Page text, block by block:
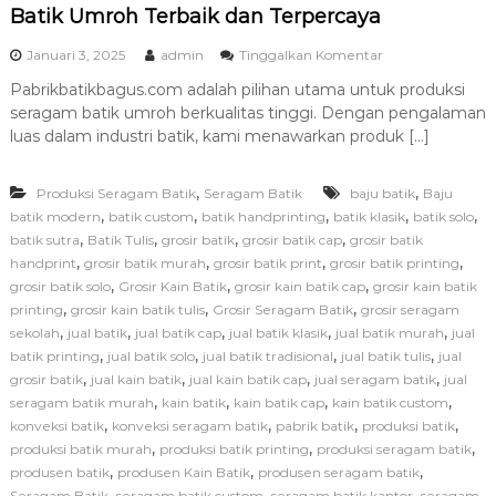
l
B
e
u
a
i
t
a
Batik Umroh Terbaik dan Terpercaya
Januari 3, 2025 admin Tinggalkan Komentarp
d
a
P
r
i
a
t
i
k
b
u
s
.
c
o
Pabrikbatikbagus.com adalah pilihan utama untuk produksi
seragam batik umroh berkualitas tinggi. Dengan pengalaman
luas dalam industri batik, kami menawarkan produk […]
Produksi Seragam Batik, Seragam Batik baju batik, Baju
batik modern, batik custom, batik handprinting, batik klasik, batik solo,
batik sutra, Batik Tulis, grosir batik, grosir batik cap, grosir batik
handprint, grosir batik murah, grosir batik print, grosir batik printing,
grosir batik solo, Grosir Kain Batik, grosir kain batik cap, grosir kain batik
printing, grosir kain batik tulis, Grosir Seragam Batik, grosir seragam
sekolah, jual batik, jual batik cap, jual batik klasik, jual batik murah, jual
batik printing, jual batik solo, jual batik tradisional, jual batik tulis, jual
grosir batik, jual kain batik, jual kain batik cap, jual seragam batik, jual
seragam batik murah, kain batik, kain batik cap, kain batik custom,
konveksi batik, konveksi seragam batik, pabrik batik, produksi batik,
produksi batik murah, produksi batik printing, produksi seragam batik,
produsen batik, produsen Kain Batik, produsen seragam batik,